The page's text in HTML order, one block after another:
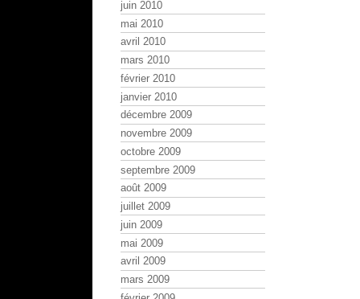
juin 2010
mai 2010
avril 2010
mars 2010
février 2010
janvier 2010
décembre 2009
novembre 2009
octobre 2009
septembre 2009
août 2009
juillet 2009
juin 2009
mai 2009
avril 2009
mars 2009